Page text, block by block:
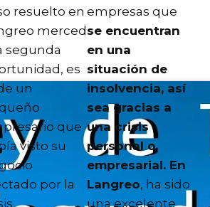
resuelto en
merced
segunda
es
un
que
visto su
por la
empresas que
se encuentran
en una
situación de
insolvencia, así
sea gracias a
una crisis
personal o
empresarial. En
Langreo, ha sido
una excelente